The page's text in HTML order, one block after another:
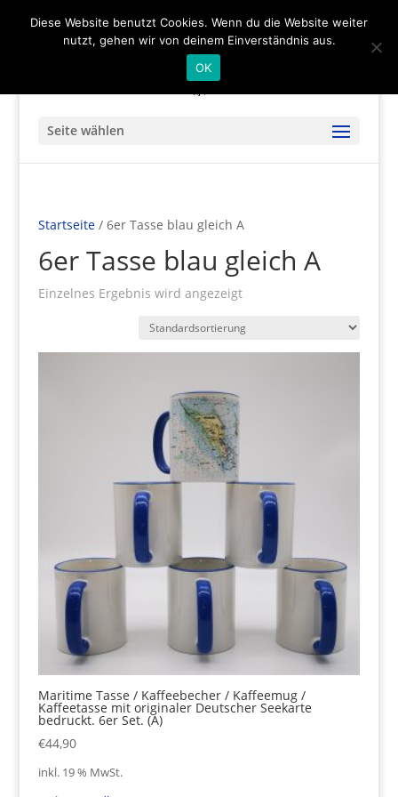
Seite wählen
Startseite/ 6er Tasse blau gleich A
6er Tasse blau gleich A
Einzelnes Ergebnis wird angezeigt
Maritime Tasse / Kaffeebecher / Kaffeemug /
Kaffeetasse mit originaler Deutscher Seekarte
bedruckt. 6er Set. (A)
€44,90
inkl. 19 % MwSt.
Diese Website benutzt Cookies. Wenn du die Website weiter
nutzt, gehen wir von deinem Einverständnis aus.
OK